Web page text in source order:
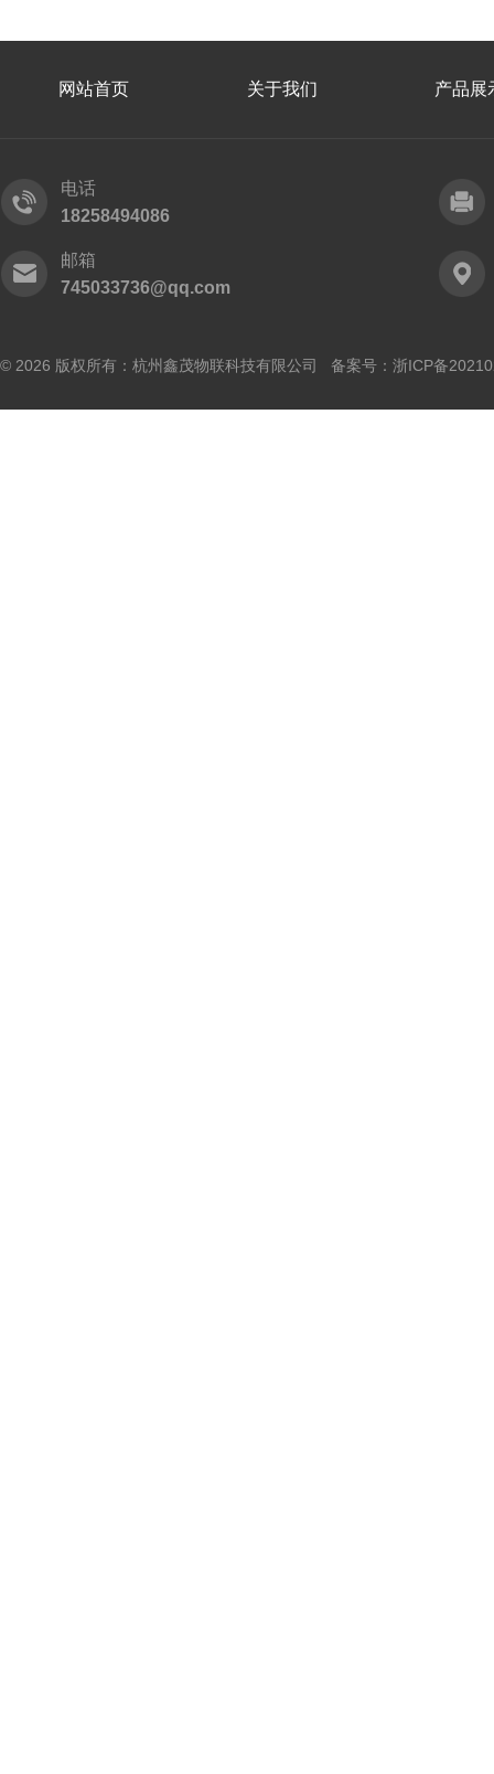
网站首页 关于我们 产品展
电话
18258494086
邮箱
745033736@qq.com
© 2026 版权所有：杭州鑫茂物联科技有限公司 备案号： 浙ICP备